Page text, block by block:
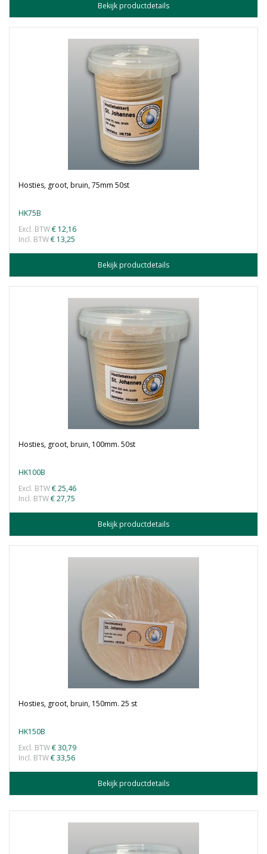
Bekijk productdetails
Hosties, groot, bruin, 75mm 50st
HK75B
Excl. BTW€ 12,16
Incl. BTW€ 13,25
Bekijk productdetails
Hosties, groot, bruin, 100mm. 50st
HK100B
Excl. BTW€ 25,46
Incl. BTW€ 27,75
Bekijk productdetails
Hosties, groot, bruin, 150mm. 25 st
HK150B
Excl. BTW€ 30,79
Incl. BTW€ 33,56
Bekijk productdetails